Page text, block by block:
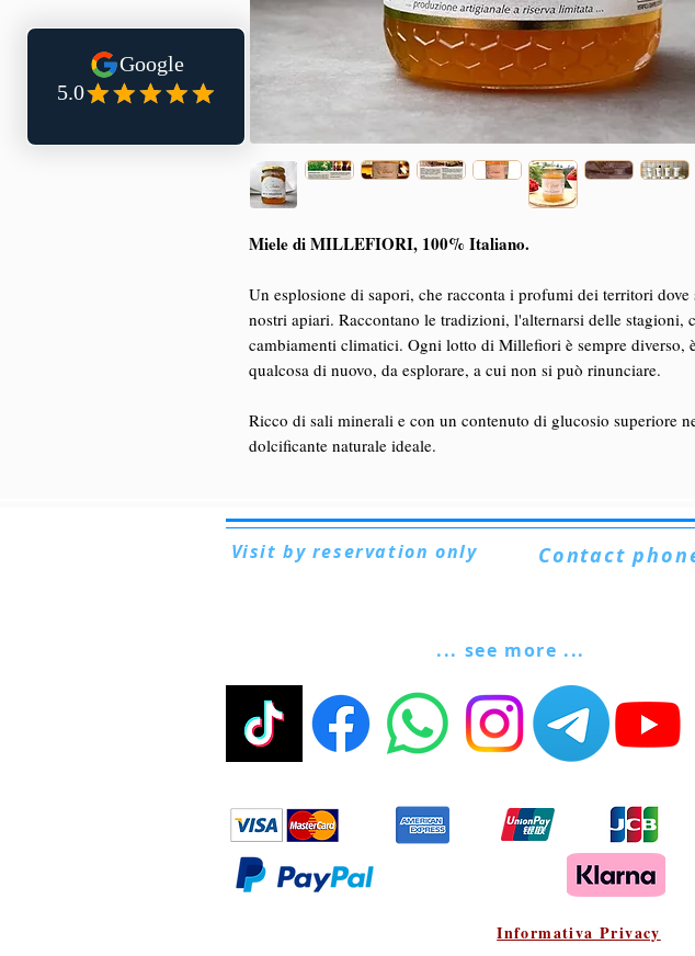
Miele di MILLEFIORI, 100% Italiano.
Un esplosione di sapori, che racconta i profumi dei territori dove
nostri apiari. Raccontano le tradizioni, l'alternarsi delle stagioni,
cambiamenti climatici. Ogni lotto di Millefiori è sempre diverso,
qualcosa di nuovo, da esplorare, a cui non si può rinunciare.
Ricco di sali minerali e con un contenuto di glucosio superiore
dolcificante naturale ideale.
Visit by reservation only
... see more ...
Contact
Informativa Privacy